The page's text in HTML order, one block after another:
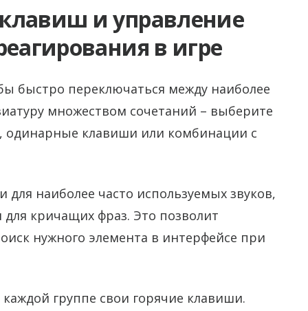
и управление
в игре
быстро переключаться между наиболее
множеством сочетаний – выберите
клавиши или комбинации с
наиболее часто используемых звуков,
кричащих фраз. Это позволит
нужного элемента в интерфейсе при
группе свои горячие клавиши.